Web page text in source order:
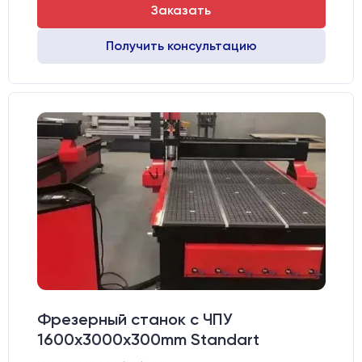
Заказать
Получить консультацию
Фрезерный станок с ЧПУ
1600x3000х300mm Standart